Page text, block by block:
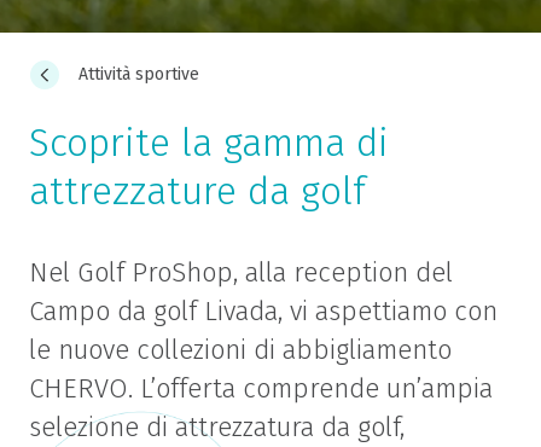
Attività sportive
Scoprite la gamma di
attrezzature da golf
Nel Golf ProShop, alla reception del
Campo da golf Livada, vi aspettiamo con
le nuove collezioni di abbigliamento
CHERVO. L’offerta comprende un’ampia
selezione di attrezzatura da golf,